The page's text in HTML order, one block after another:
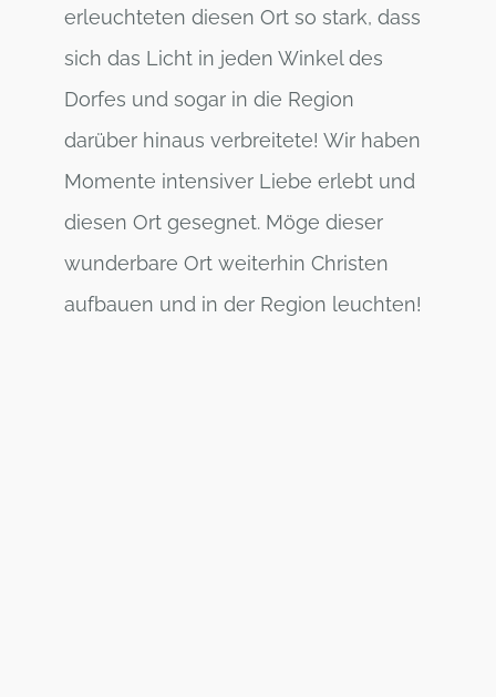
erleuchteten diesen Ort so stark, dass
sich das Licht in jeden Winkel des
Dorfes und sogar in die Region
darüber hinaus verbreitete! Wir haben
Momente intensiver Liebe erlebt und
diesen Ort gesegnet. Möge dieser
wunderbare Ort weiterhin Christen
aufbauen und in der Region leuchten!